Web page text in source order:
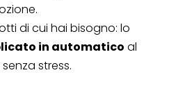
di cui hai bisogno: lo
in automatico al
stress.